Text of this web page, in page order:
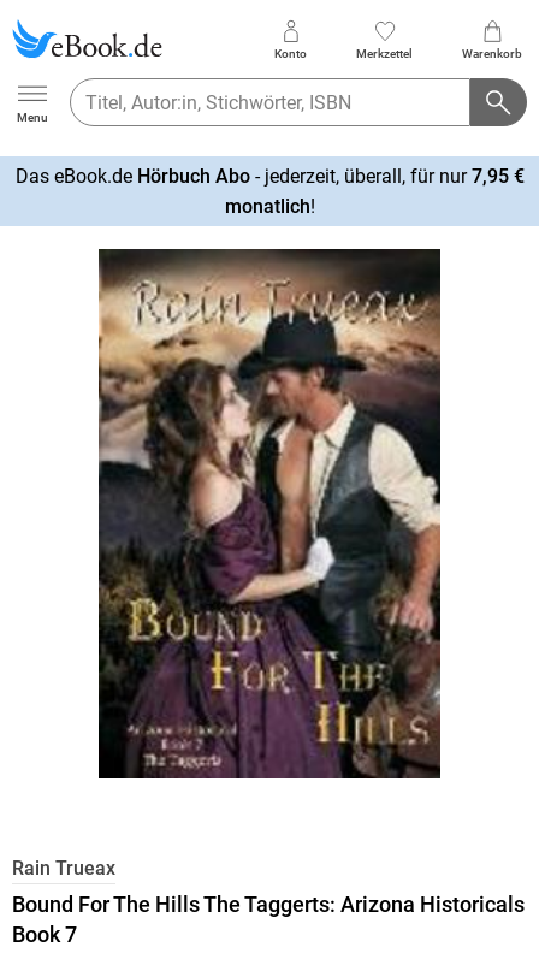
Ebook.de
Menu
Konto Merkzettel Warenkorb
Das eBook.de Hörbuch Abo- jederzeit, überall, für nur7,95 €
monatlich!
Rain Trueax
Bound For The Hills The Taggerts: Arizona Historicals
Book 7